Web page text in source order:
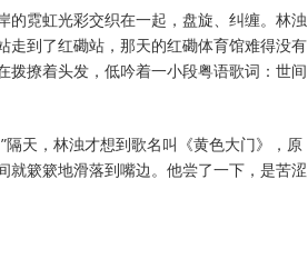
的霓虹光彩交织在一起，盘旋、纠缠。林浊
走到了红磡站，那天的红磡体育馆难得没有
拨撩着头发，低吟着一小段粤语歌词：世间
天，林浊才想到歌名叫《黄色大门》，原
就簌簌地滑落到嘴边。他尝了一下，是苦涩